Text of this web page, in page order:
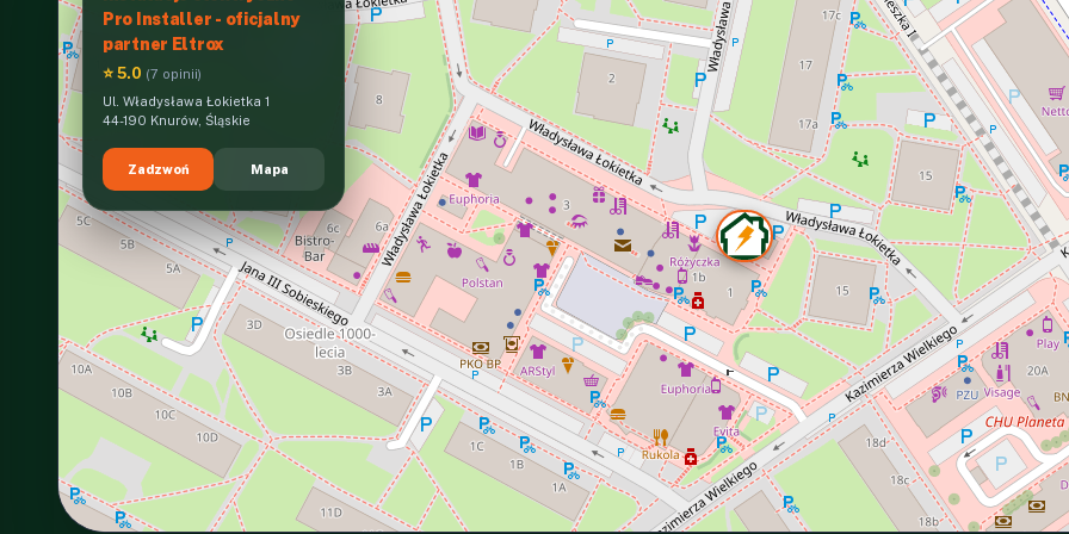
Pro Installer - oficjalny
partner Eltrox
⭐ 5.0 (7 opinii)
Ul. Władysława Łokietka 1
44-190 Knurów, Śląskie
Zadzwoń Mapa